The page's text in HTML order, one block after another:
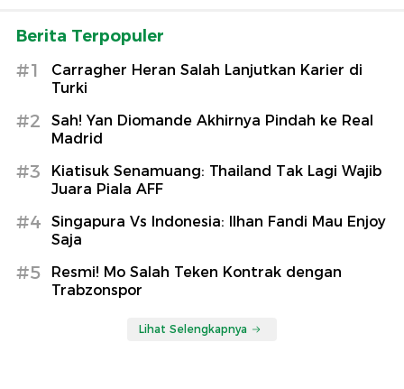
Berita Terpopuler
#1
Carragher Heran Salah Lanjutkan Karier di
Turki
#2
Sah! Yan Diomande Akhirnya Pindah ke Real
Madrid
#3
Kiatisuk Senamuang: Thailand Tak Lagi Wajib
Juara Piala AFF
#4
Singapura Vs Indonesia: Ilhan Fandi Mau Enjoy
Saja
#5
Resmi! Mo Salah Teken Kontrak dengan
Trabzonspor
Lihat Selengkapnya